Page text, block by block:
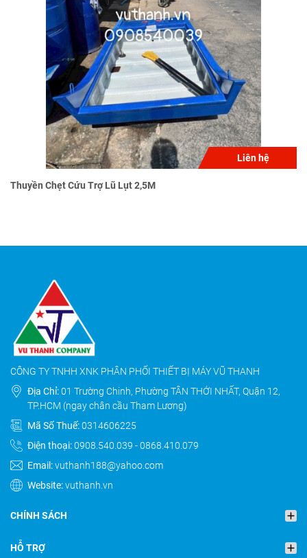
Liên hệ
Thuyền Chẹt Cứu Trợ Lũ Lụt 2,5M
CÔNG TY TNHH XNK PHÂN PHỐI THIẾT BỊ MÁY VŨ THANH
Địa Chỉ:01 Trường Chinh, Phường TÂN THỚI NHẤT, Quận 12,
TP.HCM (ngay chân cầu Tham Lương)
Mã Số Thuế:0314606225
Điện thoại:0908.540.039 -0868.410.079
Email:vuthanh188@yahoo.com
Website:vuthanh.vn
CHÍNH SÁCH
HỖ TRỢ